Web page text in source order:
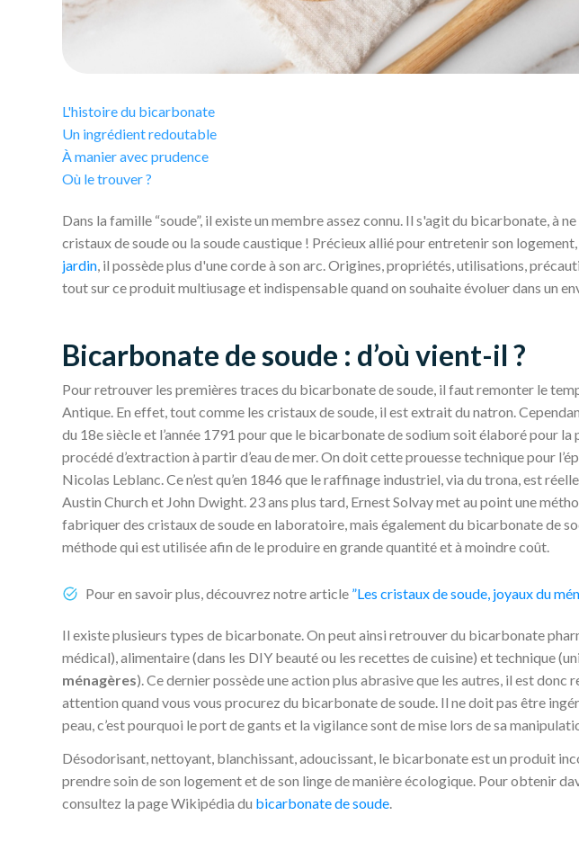
L'histoire du bicarbonate
Un ingrédient redoutable
À manier avec prudence
Où le trouver ?
Dans la famille “soude”, il existe un membre assez connu. Il s'agit du bicarbonate, à
cristaux de soude ou la soude caustique ! Précieux allié pour entretenir son logement,
jardin, il possède plus d'une corde à son arc. Origines, propriétés, utilisations,
tout sur ce produit multiusage et indispensable quand on souhaite évoluer dans un
Bicarbonate de soude : d’où vient-il ?
Pour retrouver les premières traces du bicarbonate de soude, il faut remonter le
Antique. En effet, tout comme les cristaux de soude, il est extrait du natron.
du 18e siècle et l’année 1791 pour que le bicarbonate de sodium soit élaboré pour
procédé d’extraction à partir d’eau de mer. On doit cette prouesse technique pour
Nicolas Leblanc. Ce n’est qu’en 1846 que le raffinage industriel, via du trona, est
Austin Church et John Dwight. 23 ans plus tard, Ernest Solvay met au point une
fabriquer des cristaux de soude en laboratoire, mais également du bicarbonate de
méthode qui est utilisée afin de le produire en grande quantité et à moindre coût.
Pour en savoir plus, découvrez notre article ”Les cristaux de soude, joyaux du
Il existe plusieurs types de bicarbonate. On peut ainsi retrouver du bicarbonate
médical), alimentaire (dans les DIY beauté ou les recettes de cuisine) et technique
ménagères). Ce dernier possède une action plus abrasive que les autres, il est donc
attention quand vous vous procurez du bicarbonate de soude. Il ne doit pas être
peau, c’est pourquoi le port de gants et la vigilance sont de mise lors de sa
Désodorisant, nettoyant, blanchissant, adoucissant, le bicarbonate est un produit
prendre soin de son logement et de son linge de manière écologique. Pour obtenir
consultez la page Wikipédia du bicarbonate de soude.